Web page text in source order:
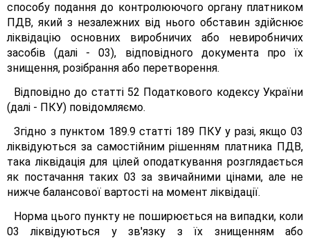
способу подання до контролюючого органу платником
ПДВ, який з незалежних від нього обставин здійснює
ліквідацію основних виробничих або невиробничих
засобів (далі - 03), відповідного документа про їх
знищення, розібрання або перетворення.
Відповідно до статті 52 Податкового кодексу України
(далі - ПКУ) повідомляємо.
Згідно з пунктом 189.9 статті 189 ПКУ у разі, якщо 03
ліквідуються за самостійним рішенням платника ПДВ,
така ліквідація для цілей оподаткування розглядається
як постачання таких 03 за звичайними цінами, але не
нижче балансової вартості на момент ліквідації.
Норма цього пункту не поширюється на випадки, коли
03 ліквідуються у зв'язку з їх знищенням або